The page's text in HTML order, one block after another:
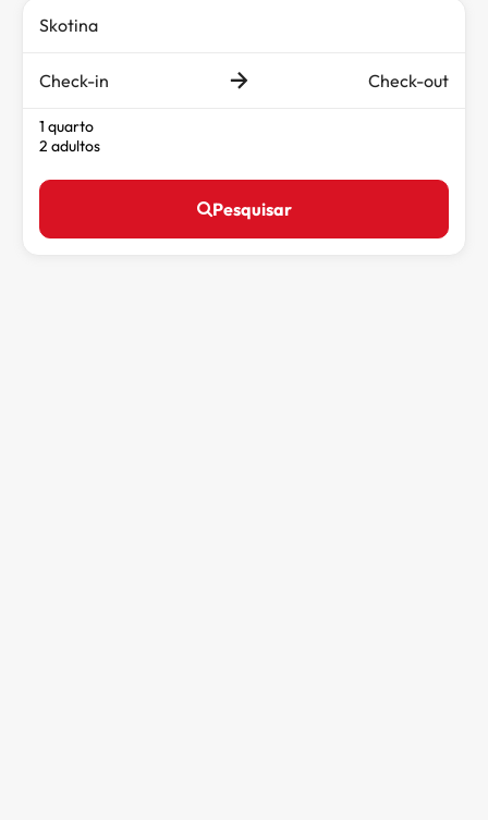
Check-in Check-out
1 quarto
2 adultos
Pesquisar